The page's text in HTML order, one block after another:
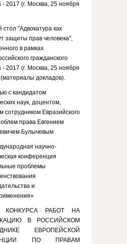
2017 (г. Москва, 25 ноября
стол "Адвокатура как
защиты прав человека",
в рамках
гражданского
2017 (г. Москва, 25 ноября
(материалы докладов).
с кандидатом
наук, доцентом,
сотрудником Евразийского
права Евгением
Булычевым
научно-
конференция
проблемы
и
КОНКУРСА РАБОТ НА
В РОССИЙСКОМ
ЕВРОПЕЙСКОЙ
ПО ПРАВАМ